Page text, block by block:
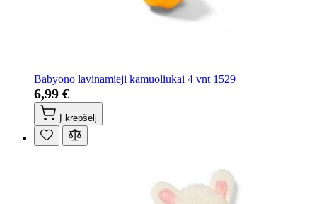
Babyono lavinamieji kamuoliukai 4 vnt 1529
6,99 €
Į krepšelį